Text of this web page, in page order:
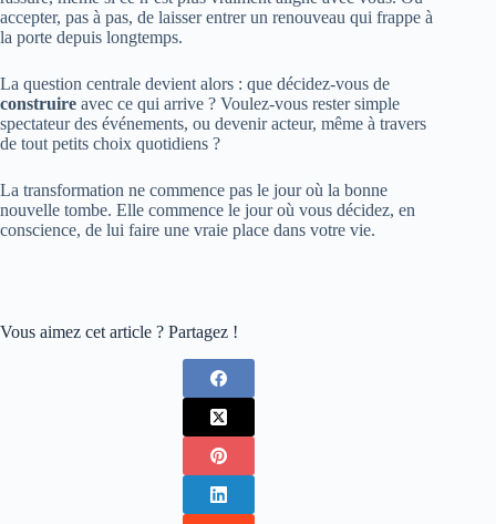
accepter, pas à pas, de laisser entrer un renouveau qui frappe à
la porte depuis longtemps.
La question centrale devient alors : que décidez-vous de
construire avec ce qui arrive ? Voulez-vous rester simple
spectateur des événements, ou devenir acteur, même à travers
de tout petits choix quotidiens ?
La transformation ne commence pas le jour où la bonne
nouvelle tombe. Elle commence le jour où vous décidez, en
conscience, de lui faire une vraie place dans votre vie.
Vous aimez cet article ? Partagez !